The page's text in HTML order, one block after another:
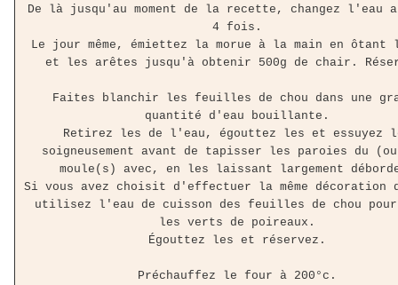
De là jusqu'au moment de la recette, changez l'eau
4 fois.
Le jour même, émiettez la morue à la main en ôtant
et les arêtes jusqu'à obtenir 500g de chair.
Faites blanchir les feuilles de chou dans une
quantité d'eau bouillante.
Retirez les de l'eau, égouttez les et essuyez
soigneusement avant de tapisser les paroies du
moule(s) avec, en les laissant largement
Si vous avez choisit d'effectuer la même décoration
utilisez l'eau de cuisson des feuilles de chou
les verts de poireaux.
Égouttez les et réservez.
Préchauffez le four à 200°c.